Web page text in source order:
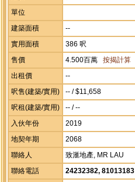
單位
建築面積
--
實用面積
386 呎
售價
4.500百萬 按揭計算
出租價
--
呎售(建築/實用)
-- / $11,658
呎租(建築/實用)
-- / --
入伙年份
2019
地契年期
2068
聯絡人
致滙地產, MR LAU
聯絡電話
24232382, 81013183